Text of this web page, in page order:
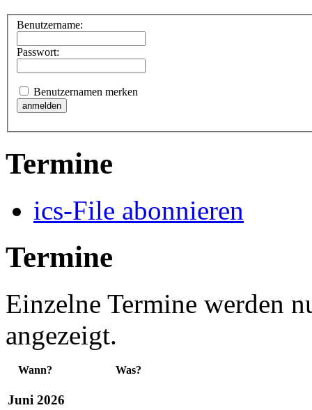
Benutzername:
Passwort:
Benutzernamen merken
Termine
ics-File abonnieren
Termine
Einzelne Termine werden
angezeigt.
Wann? Was?
Juni 2026